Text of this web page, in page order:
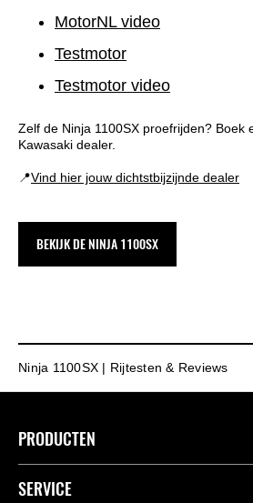
MotorNL video
Testmotor
Testmotor video
Zelf de Ninja 1100SX proefrijden? Boek
Kawasaki dealer.
📍Vind hier jouw dichtstbijzijnde dealer
BEKIJK DE NINJA 1100SX
Ninja 1100SX | Rijtesten & Reviews
PRODUCTEN
Accessoires & Onderdelen
SERVICE